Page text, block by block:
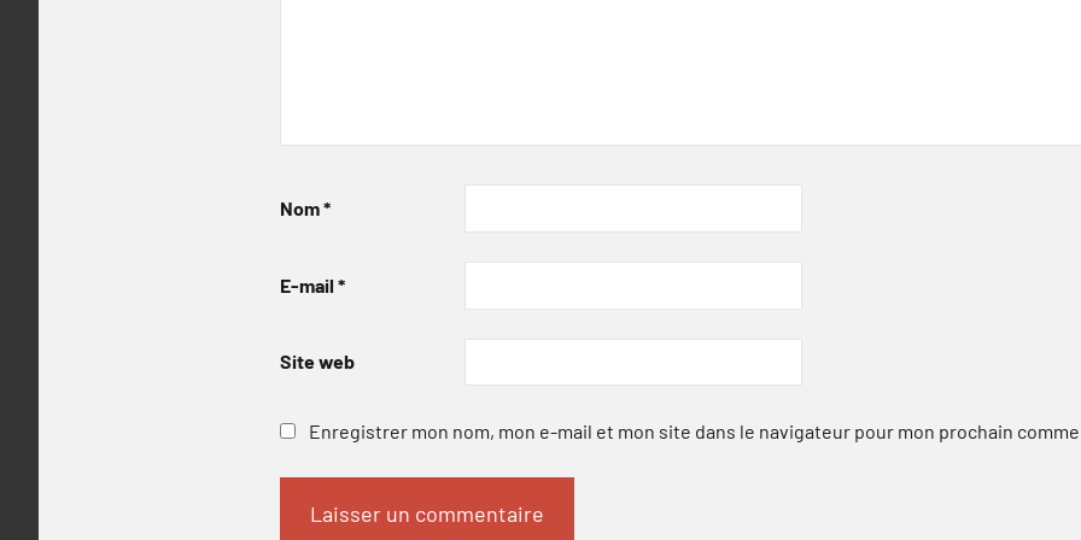
Nom*
E-mail *
Site web
Enregistrer mon nom, mon e-mail et mon site dans le navigateur pour mon prochain